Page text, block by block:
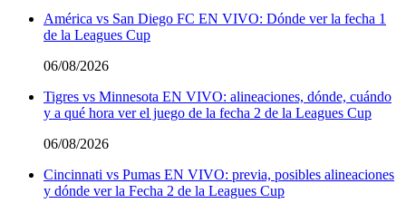
América vs San Diego FC EN VIVO: Dónde ver la fecha 1
de la Leagues Cup
06/08/2026
Tigres vs Minnesota EN VIVO: alineaciones, dónde, cuándo
y a qué hora ver el juego de la fecha 2 de la Leagues Cup
06/08/2026
Cincinnati vs Pumas EN VIVO: previa, posibles alineaciones
y dónde ver la Fecha 2 de la Leagues Cup